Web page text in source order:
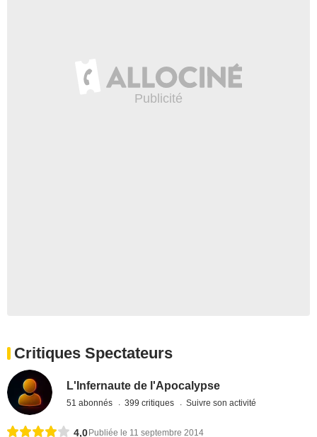
Critiques Spectateurs
L'Infernaute de l'Apocalypse
51 abonnés 399 critiques Suivre son activité
4,0Publiée le 11 septembre 2014